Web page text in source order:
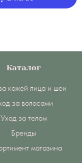
Каталог
кожей лица и шеи
за волосами
Уход за телом
Бренды
магазина